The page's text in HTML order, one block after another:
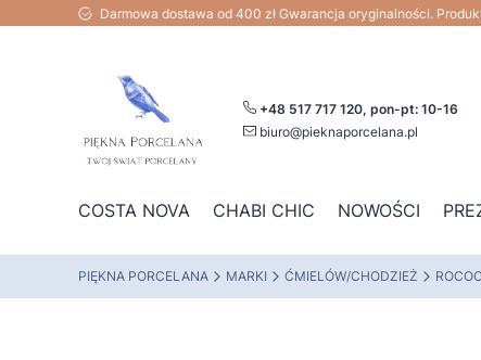
Darmowa dostawa od 400 zł Gwarancja oryginalności.
+48 517 717 120, pon-pt: 10-16
biuro@pieknaporcelana.pl
COSTA NOVA CHABI CHIC NOWOŚCI
PIĘKNA PORCELANA MARKI ĆMIELÓW/CHODZIEŻ